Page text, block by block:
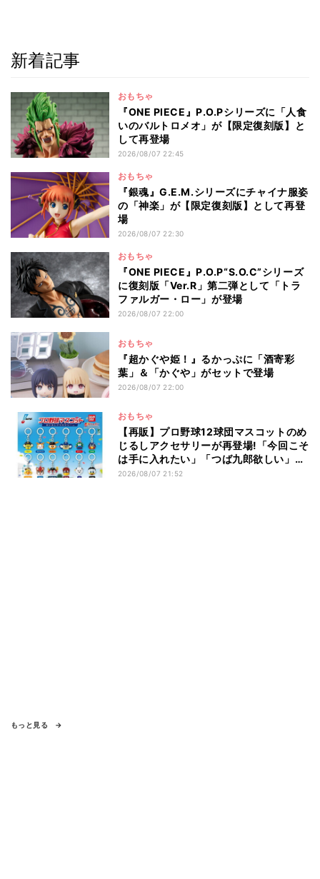
新着記事
おもちゃ
『ONE PIECE』P.O.Pシリーズに「人食
いのバルトロメオ」が【限定復刻版】と
して再登場
2026/08/07 22:45
おもちゃ
『銀魂』G.E.M.シリーズにチャイナ服姿
の「神楽」が【限定復刻版】として再登
場
2026/08/07 22:30
おもちゃ
『ONE PIECE』P.O.P“S.O.C”シリーズ
に復刻版「Ver.R」第二弾として「トラ
ファルガー・ロー」が登場
2026/08/07 22:00
おもちゃ
『超かぐや姫！』るかっぷに「酒寄彩
葉」＆「かぐや」がセットで登場
2026/08/07 22:00
おもちゃ
【再販】プロ野球12球団マスコットのめ
じるしアクセサリーが再登場!「今回こそ
は手に入れたい」「つば九郎欲しい」と
話題
2026/08/07 21:52
もっと見る